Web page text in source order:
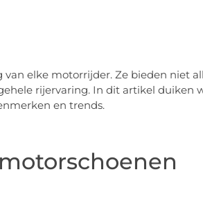
elke motorrijder. Ze bieden niet
rijervaring. In dit artikel duiken
en trends.